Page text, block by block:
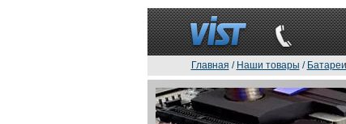
Главная / Наши товары /